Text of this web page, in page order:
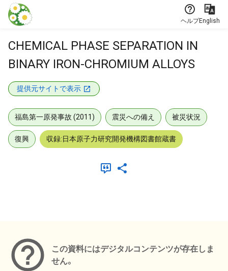
本文に飛ぶ
ヘルプEnglish
CHEMICAL PHASE SEPARATION IN
BINARY IRON-CHROMIUM ALLOYS
提供元サイトで表示
福島第一原発事故 (2011) 震災への備え 被災状況
復興 収録:日本原子力研究開発機構図書館蔵書
この資料にはデジタルコンテンツが存在しま
せん。